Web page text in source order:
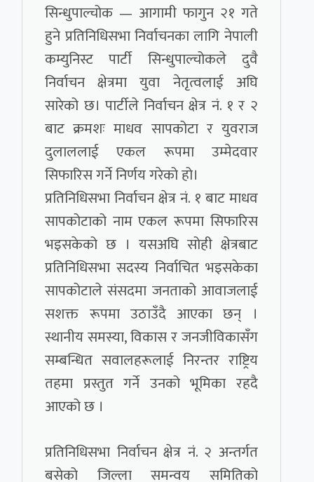
सिन्धुपाल्चोक — आगामी फागुन २१ गते
हुने प्रतिनिधिसभा निर्वाचनका लागि नेपाली
कम्युनिस्ट पार्टी सिन्धुपाल्चोकले दुवै
निर्वाचन क्षेत्रमा युवा नेतृत्वलाई अघि
सारेको छ। पार्टीले निर्वाचन क्षेत्र नं. १ र २
बाट क्रमशः माधव सापकोटा र युवराज
दुलाललाई एकल रूपमा उम्मेदवार
सिफारिस गर्ने निर्णय गरेको हो।
प्रतिनिधिसभा निर्वाचन क्षेत्र नं. १ बाट माधव
सापकोटाको नाम एकल रूपमा सिफारिस
भइसकेको छ । यसअघि सोही क्षेत्रबाट
प्रतिनिधिसभा सदस्य निर्वाचित भइसकेका
सापकोटाले संसदमा जनताको आवाजलाई
सशक्त रूपमा उठाउँदै आएका छन् ।
स्थानीय समस्या, विकास र जनजीविकासँग
सम्बन्धित सवालहरूलाई निरन्तर राष्ट्रिय
तहमा प्रस्तुत गर्ने उनको भूमिका रहदै
आएको छ ।
प्रतिनिधिसभा निर्वाचन क्षेत्र नं. २ अन्तर्गत
बसेको जिल्ला समन्वय समितिको